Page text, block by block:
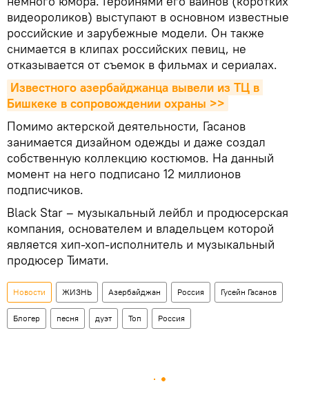
видеороликов) выступают в основном известные
российские и зарубежные модели. Он также
снимается в клипах российских певиц, не
отказывается от съемок в фильмах и сериалах.
Известного азербайджанца вывели из ТЦ в
Бишкеке в сопровождении охраны >>
Помимо актерской деятельности, Гасанов
занимается дизайном одежды и даже создал
собственную коллекцию костюмов. На данный
момент на него подписано 12 миллионов
подписчиков.
Black Star – музыкальный лейбл и продюсерская
компания, основателем и владельцем которой
является хип-хоп-исполнитель и музыкальный
продюсер Тимати.
Новости ЖИЗНЬ Азербайджан Россия Гусейн Гасанов
Блогер песня дуэт Топ Россия